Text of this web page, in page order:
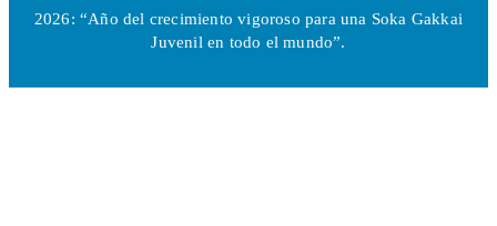
2026: “Año del crecimiento vigoroso para una Soka Gakkai
Juvenil en todo el mundo”.